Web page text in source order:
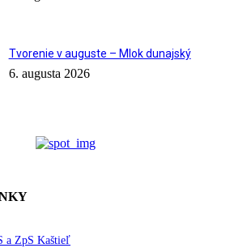
Tvorenie v auguste – Mlok dunajský
6. augusta 2026
a ZpS Kaštieľ